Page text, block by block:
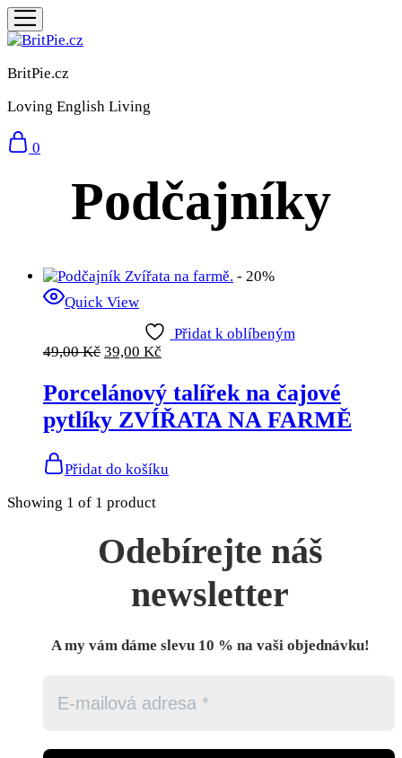
BritPie.cz
Loving English Living
0
Podčajníky
- 20%
Quick View
Přidat k oblíbeným
49,00Kč 39,00 Kč
Porcelánový talířek na čajové
pytlíky ZVÍŘATA NA FARMĚ
Přidat do košíku
Showing 1 of 1 product
Odebírejte náš
newsletter
A my vám dáme slevu 10 % na vaši objednávku!